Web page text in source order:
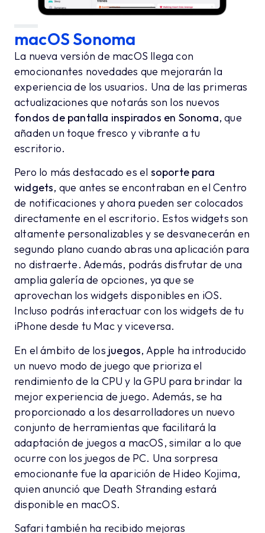
macOS Sonoma
La nueva versión de macOS llega con
emocionantes novedades que mejorarán la
experiencia de los usuarios. Una de las primeras
actualizaciones que notarás son los nuevos
fondos de pantalla inspirados en Sonoma, que
añaden un toque fresco y vibrante a tu
escritorio.
Pero lo más destacado es el soporte para
widgets, que antes se encontraban en el Centro
de notificaciones y ahora pueden ser colocados
directamente en el escritorio. Estos widgets son
altamente personalizables y se desvanecerán en
segundo plano cuando abras una aplicación para
no distraerte. Además, podrás disfrutar de una
amplia galería de opciones, ya que se
aprovechan los widgets disponibles en iOS.
Incluso podrás interactuar con los widgets de tu
iPhone desde tu Mac y viceversa.
En el ámbito de los juegos, Apple ha introducido
un nuevo modo de juego que prioriza el
rendimiento de la CPU y la GPU para brindar la
mejor experiencia de juego. Además, se ha
proporcionado a los desarrolladores un nuevo
conjunto de herramientas que facilitará la
adaptación de juegos a macOS, similar a lo que
ocurre con los juegos de PC. Una sorpresa
emocionante fue la aparición de Hideo Kojima,
quien anunció que Death Stranding estará
disponible en macOS.
Safari también ha recibido mejoras